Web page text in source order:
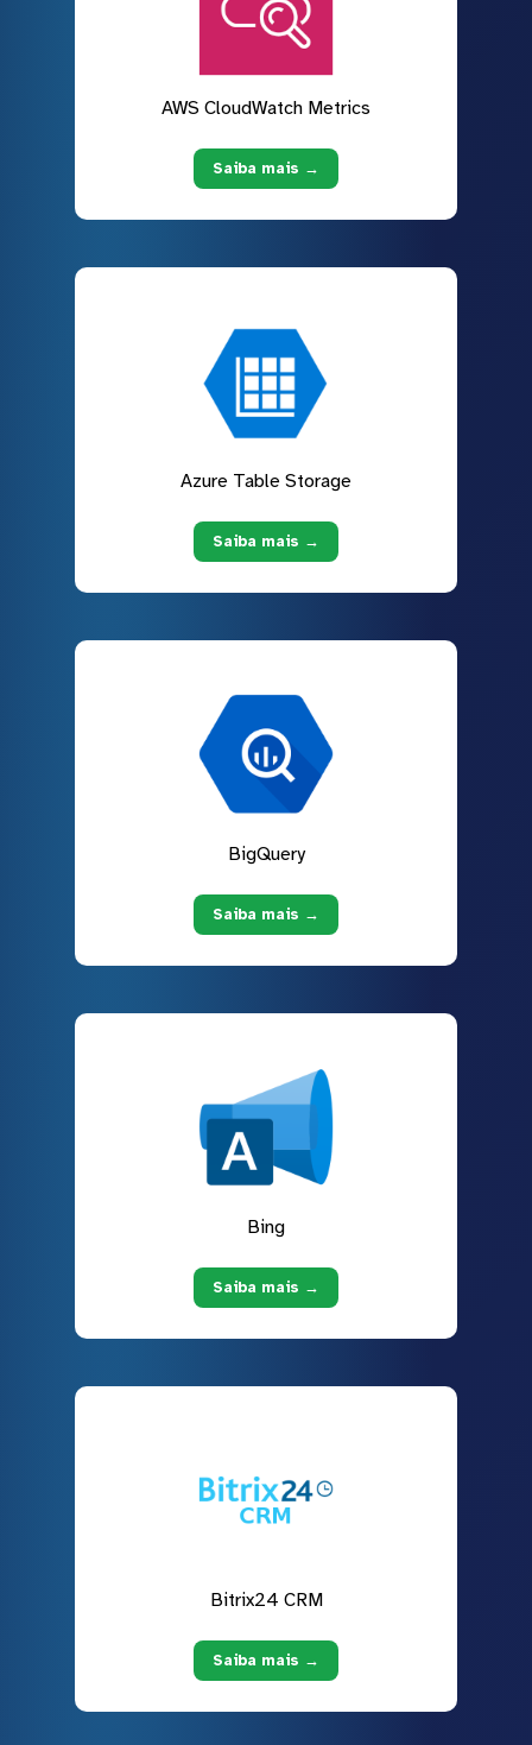
AWS CloudWatch Metrics
Saiba mais →
Azure Table Storage
Saiba mais →
BigQuery
Saiba mais →
Bing
Saiba mais →
Bitrix24 CRM
Saiba mais →